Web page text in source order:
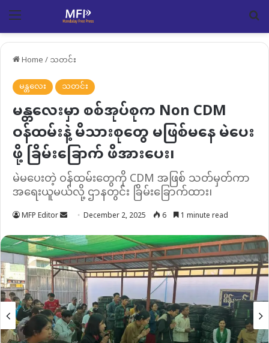
Menu
Home/သတင်း
မန္တလေး
သတင်း
မန္တလေးမှာ စစ်အုပ်စုက Non CDM
ဝန်ထမ်းနဲ့ မိသားစုတွေ မဖြစ်မနေ မဲပေး
ဖို့ ခြိမ်းခြောက် ဖိအားပေး၊
မဲမပေးတဲ့ ဝန်ထမ်းတွေကို CDM အဖြစ် သတ်မှတ်ကာ
အရေးယူမယ်လို့ ဌာနတွင်း ခြိမ်းခြောက်ထား၊
MFP Editor Send
email
December 2, 2025 6 1 minute read